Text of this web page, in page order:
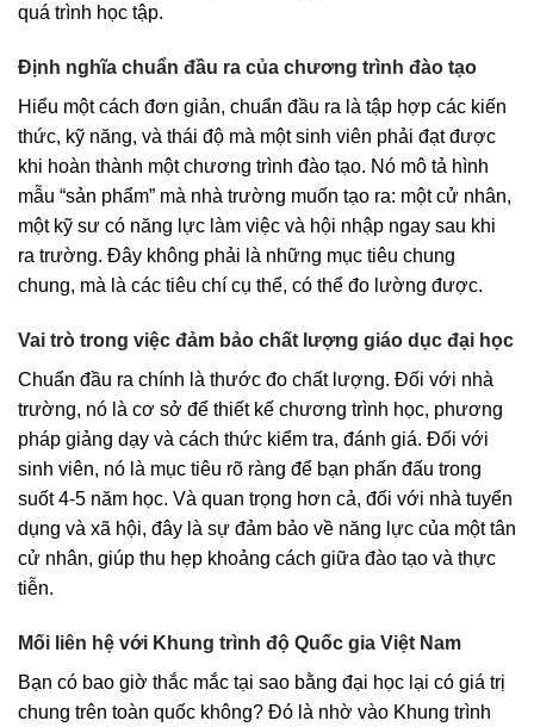
quá trình học tập.
Định nghĩa chuẩn đầu ra của chương trình đào tạo
Hiểu một cách đơn giản, chuẩn đầu ra là tập hợp các kiến
thức, kỹ năng, và thái độ mà một sinh viên phải đạt được
khi hoàn thành một chương trình đào tạo. Nó mô tả hình
mẫu “sản phẩm” mà nhà trường muốn tạo ra: một cử nhân,
một kỹ sư có năng lực làm việc và hội nhập ngay sau khi
ra trường. Đây không phải là những mục tiêu chung
chung, mà là các tiêu chí cụ thể, có thể đo lường được.
Vai trò trong việc đảm bảo chất lượng giáo dục đại học
Chuẩn đầu ra chính là thước đo chất lượng. Đối với nhà
trường, nó là cơ sở để thiết kế chương trình học, phương
pháp giảng dạy và cách thức kiểm tra, đánh giá. Đối với
sinh viên, nó là mục tiêu rõ ràng để bạn phấn đấu trong
suốt 4-5 năm học. Và quan trọng hơn cả, đối với nhà tuyển
dụng và xã hội, đây là sự đảm bảo về năng lực của một tân
cử nhân, giúp thu hẹp khoảng cách giữa đào tạo và thực
tiễn.
Mối liên hệ với Khung trình độ Quốc gia Việt Nam
Bạn có bao giờ thắc mắc tại sao bằng đại học lại có giá trị
chung trên toàn quốc không? Đó là nhờ vào Khung trình